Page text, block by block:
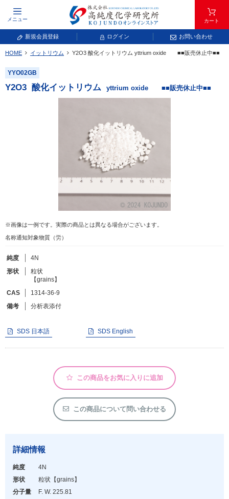
メニュー カート
新規会員登録 ログイン お問い合わせ
元素記号で検索する
元素周期表をタップすると、拡大表示されます。拡大した表から元素記号をタップ
し、一覧へ移動してください。
常温常圧で気体であり、弊社では取り扱いしておりません。
放射性元素または人工元素であり、弊社では取り扱いしておりません。
キーワードで検索する
フリーワードで検索
カタログコードで検索
化学式で検索
和名・英名で検索
カテゴリで検索する
化学教材・オリジナルグッズ
HOME イットリウム Y2O3 酸化イットリウム yttrium oxide ■■販売休止中■■
YYO02GB
Y2O3 酸化イットリウム yttrium oxide ■■販売休止中■■
※画像は一例です。実際の商品とは異なる場合がございます。
名称通知対象物質（労）
純度
4N
形状
粒状
【grains】
CAS
1314-36-9
備考
分析表添付
SDS 日本語 SDS English
この商品をお気に入りに追加
この商品について問い合わせる
詳細情報
純度
4N
形状
粒状 【grains】
分子量
F. W. 225.81